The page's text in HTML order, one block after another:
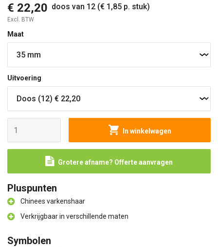
€ 22,20 doos van 12 (€ 1,85 p. stuk)
Excl. BTW
Maat
Uitvoering
In winkelwagen
Grotere afname? Offerte aanvragen
Pluspunten
Chinees varkenshaar
Verkrijgbaar in verschillende maten
Symbolen